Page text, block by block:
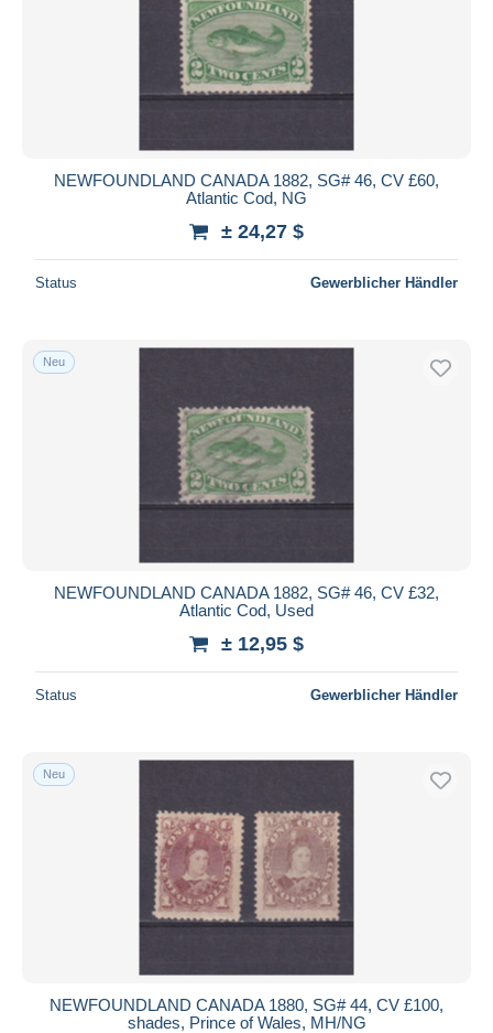
NEWFOUNDLAND CANADA 1882, SG# 46, CV £60,
Atlantic Cod, NG
± 24,27 $
Status Gewerblicher Händler
Neu
NEWFOUNDLAND CANADA 1882, SG# 46, CV £32,
Atlantic Cod, Used
± 12,95 $
Status Gewerblicher Händler
Neu
NEWFOUNDLAND CANADA 1880, SG# 44, CV £100,
shades, Prince of Wales, MH/NG